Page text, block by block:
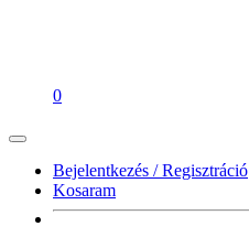
0
Bejelentkezés / Regisztráció
Kosaram